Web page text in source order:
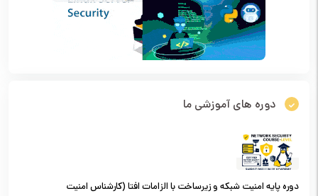
دوره های آموزشی ما
دوره پایه امنیت شبکه و زیرساخت با الزامات افتا (کارشناس امنیت